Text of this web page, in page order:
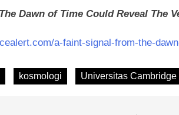
Dawn of Time Could Reveal The
a-faint-signal-from-the-
kosmologi Universitas Cambridge